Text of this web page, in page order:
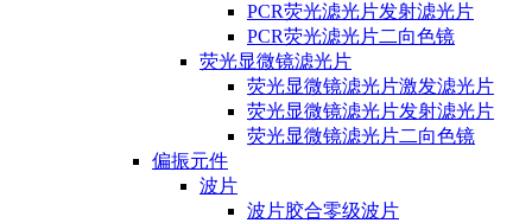
PCR荧光滤光片发射滤光片
PCR荧光滤光片二向色镜
荧光显微镜滤光片
荧光显微镜滤光片激发滤光片
荧光显微镜滤光片发射滤光片
荧光显微镜滤光片二向色镜
偏振元件
波片
波片胶合零级波片